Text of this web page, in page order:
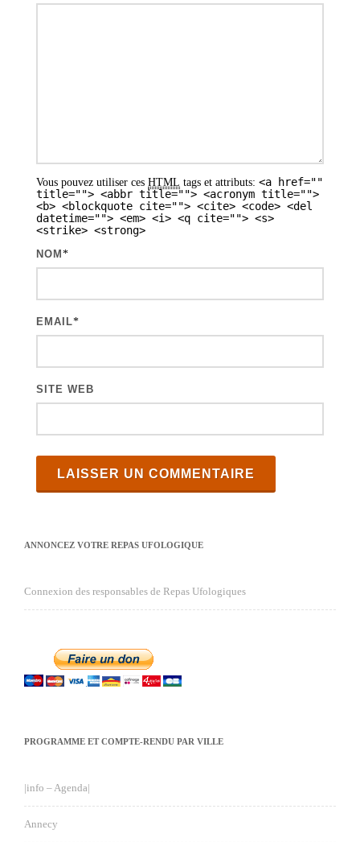
Vous pouvez utiliser ces HTML tags et attributs: <a href=""
title=""> <abbr title=""> <acronym title="">
<b> <blockquote cite=""> <cite> <code> <del
datetime=""> <em> <i> <q cite=""> <s>
<strike> <strong>
NOM *
EMAIL*
SITE WEB
ANNONCEZ VOTRE REPAS UFOLOGIQUE
Connexion des responsables de Repas Ufologiques
PROGRAMME ET COMPTE-RENDU PAR VILLE
|info – Agenda|
Annecy